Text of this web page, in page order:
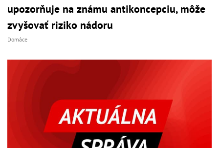
upozorňuje na známu antikoncepciu, môže
zvyšovať riziko nádoru
Domáce